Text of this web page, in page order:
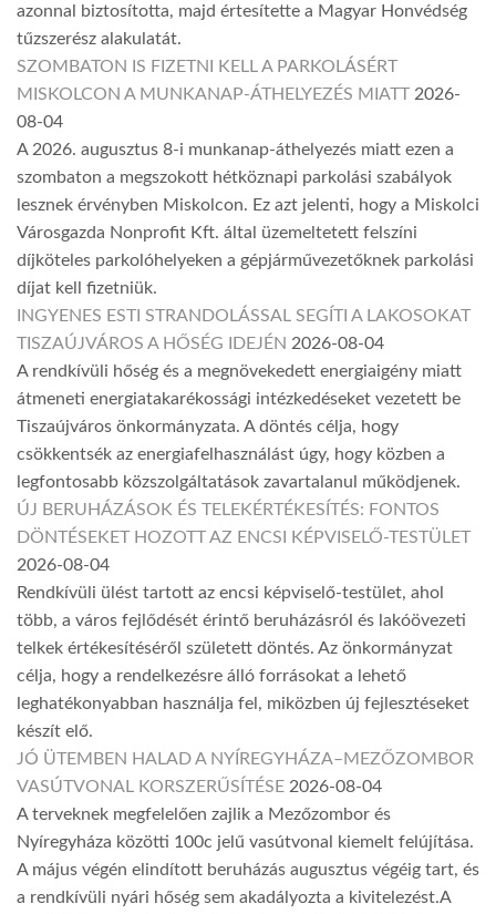
azonnal biztosította, majd értesítette a Magyar Honvédség
tűzszerész alakulatát.
SZOMBATON IS FIZETNI KELL A PARKOLÁSÉRT
MISKOLCON A MUNKANAP-ÁTHELYEZÉS MIATT 2026-
08-04
A 2026. augusztus 8-i munkanap-áthelyezés miatt ezen a
szombaton a megszokott hétköznapi parkolási szabályok
lesznek érvényben Miskolcon. Ez azt jelenti, hogy a Miskolci
Városgazda Nonprofit Kft. által üzemeltetett felszíni
díjköteles parkolóhelyeken a gépjárművezetőknek parkolási
díjat kell fizetniük.
INGYENES ESTI STRANDOLÁSSAL SEGÍTI A LAKOSOKAT
TISZAÚJVÁROS A HŐSÉG IDEJÉN 2026-08-04
A rendkívüli hőség és a megnövekedett energiaigény miatt
átmeneti energiatakarékossági intézkedéseket vezetett be
Tiszaújváros önkormányzata. A döntés célja, hogy
csökkentsék az energiafelhasználást úgy, hogy közben a
legfontosabb közszolgáltatások zavartalanul működjenek.
ÚJ BERUHÁZÁSOK ÉS TELEKÉRTÉKESÍTÉS: FONTOS
DÖNTÉSEKET HOZOTT AZ ENCSI KÉPVISELŐ-TESTÜLET
2026-08-04
Rendkívüli ülést tartott az encsi képviselő-testület, ahol
több, a város fejlődését érintő beruházásról és lakóövezeti
telkek értékesítéséről született döntés. Az önkormányzat
célja, hogy a rendelkezésre álló forrásokat a lehető
leghatékonyabban használja fel, miközben új fejlesztéseket
készít elő.
JÓ ÜTEMBEN HALAD A NYÍREGYHÁZA–MEZŐZOMBOR
VASÚTVONAL KORSZERŰSÍTÉSE 2026-08-04
A terveknek megfelelően zajlik a Mezőzombor és
Nyíregyháza közötti 100c jelű vasútvonal kiemelt felújítása.
A május végén elindított beruházás augusztus végéig tart, és
a rendkívüli nyári hőség sem akadályozta a kivitelezést.A